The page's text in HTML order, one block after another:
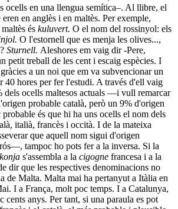
ocells en una llengua semítica–. Al llibre, el
en anglès i en maltès. Per exemple,
és kuluvert. O el nom del rossinyol: els
O l'estornell que es menja les olives...,
Sturnell. Aleshores em vaig dir -Pere,
petit treball de les cent i escaig espècies. I
a un noi que em va subvencionar un
40 hores per fer l'estudi. A través d'ell vaig
dels ocells maltesos actuals —i vull remarcar
probable català, però un 9% d'origen
és que hi ha uns ocells el nom dels
italià, francès i occità. I de la mateixa
que aquell nom sigui d'origen
tampoc ho pots fer a la inversa. Si la
s'assembla a la cigogne francesa i a la
dir que les respectives denominacions no
de Malta. Malta mai ha pertanyut a Itàlia en
I a França, molt poc temps. I a Catalunya,
cents anys. Per tant, si una paraula es pot